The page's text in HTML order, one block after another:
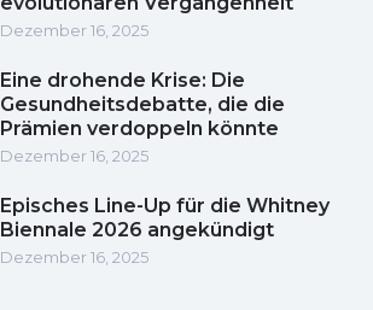
Dezember 16, 2025
Eine drohende Krise: Die
Gesundheitsdebatte, die die
Prämien verdoppeln könnte
Dezember 16, 2025
Episches Line-Up für die Whitney
Biennale 2026 angekündigt
Dezember 16, 2025